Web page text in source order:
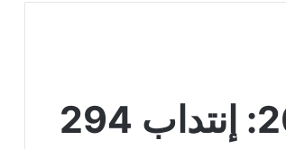
مناظرة البريد التونسي 2024: إنتداب 294